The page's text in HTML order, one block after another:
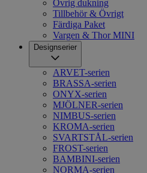
Övrig dukning
Tillbehör & Övrigt
Färdiga Paket
Vargen & Thor MINI
Designserier
ARVET-serien
BRASSA-serien
ONYX-serien
MJÖLNER-serien
NIMBUS-serien
KROMA-serien
SVARTSTÅL-serien
FROST-serien
BAMBINI-serien
NORMA-serien